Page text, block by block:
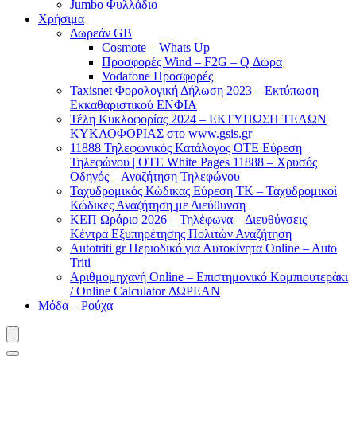
Jumbo Φυλλάδιο
Χρήσιμα
Δωρεάν GB
Cosmote – Whats Up
Προσφορές Wind – F2G – Q Δώρα
Vodafone Προσφορές
Taxisnet Φορολογική Δήλωση 2023 – Εκτύπωση
Εκκαθαριστικού EΝΦΙΑ
Τέλη Kυκλοφορίας 2024 – ΕΚΤΥΠΩΣΗ ΤΕΛΩΝ
ΚΥΚΛΟΦΟΡΙΑΣ στο www.gsis.gr
11888 Τηλεφωνικός Κατάλογος ΟΤΕ Εύρεση
Τηλεφώνου | OTE White Pages 11888 – Χρυσός
Οδηγός – Αναζήτηση Τηλεφώνου
Ταχυδρομικός Κώδικας Εύρεση ΤΚ – Ταχυδρομικοί
Κώδικες Αναζήτηση με Διεύθυνση
ΚΕΠ Ωράριο 2026 – Τηλέφωνα – Διευθύνσεις |
Κέντρα Εξυπηρέτησης Πολιτών Αναζήτηση
Autotriti gr Περιοδικό για Αυτοκίνητα Online – Auto
Triti
Αριθμομηχανή Online – Επιστημονικό Κομπιουτεράκι
/ Online Calculator ΔΩΡΕΑΝ
Μόδα – Ρούχα